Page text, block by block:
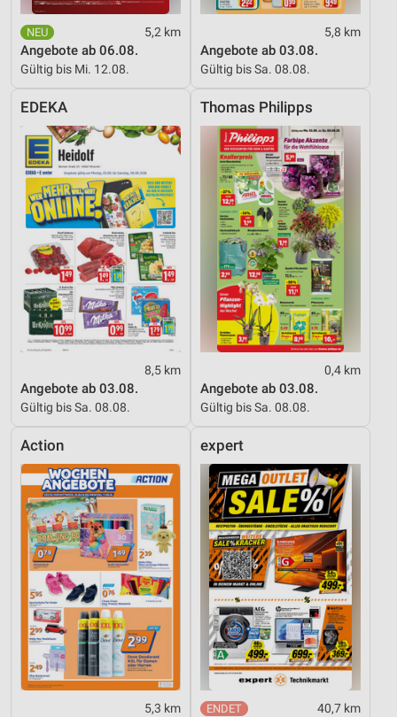
5,2 km
Angebote ab 06.08.
Gültig bis Mi. 12.08.
5,8 km
Angebote ab 03.08.
Gültig bis Sa. 08.08.
EDEKA
8,5 km
Angebote ab 03.08.
Gültig bis Sa. 08.08.
Thomas Philipps
0,4 km
Angebote ab 03.08.
Gültig bis Sa. 08.08.
Action
5,3 km
expert
40,7 km
Verwendung reduzierter Daten zur Auswahl von
Inhalten
IAB-Besonderheiten:
Verwendung genauer Standortdaten
Geräte anhand von aktiv angeforderten
Informationen identifizieren
Nicht-IAB-Verarbeitungszwecke:
Notwendig
Performance
Funktional
Werbung